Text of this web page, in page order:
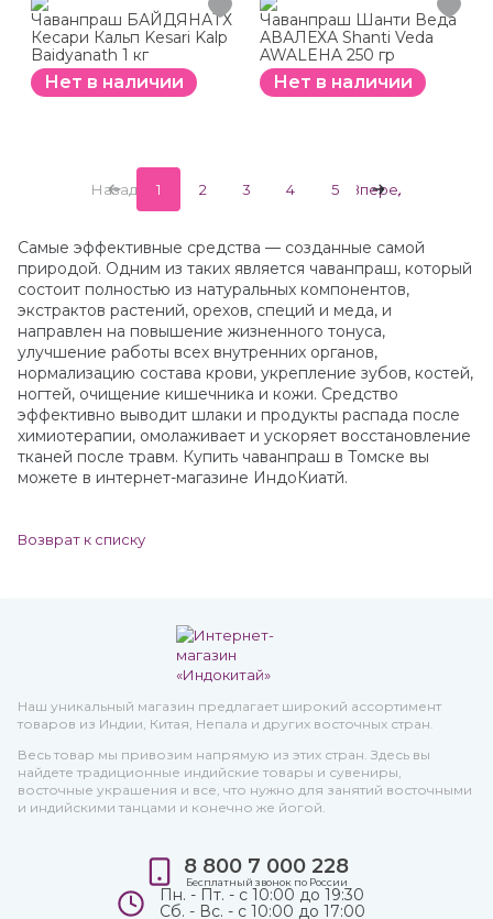
Чаванпраш БАЙДЯНАТХ
Кесари Кальп Kesari Kalp
Baidyanath 1 кг
Нет в наличии
Чаванпраш Шанти Веда
АВАЛЕХА Shanti Veda
AWALEHA 250 гр
Нет в наличии
Назад 1 2 3 4 5 Вперед
Самые эффективные средства — созданные самой
природой. Одним из таких является чаванпраш, который
состоит полностью из натуральных компонентов,
экстрактов растений, орехов, специй и меда, и
направлен на повышение жизненного тонуса,
улучшение работы всех внутренних органов,
нормализацию состава крови, укрепление зубов, костей,
ногтей, очищение кишечника и кожи. Средство
эффективно выводит шлаки и продукты распада после
химиотерапии, омолаживает и ускоряет восстановление
тканей после травм. Купить чаванпраш в Томске вы
можете в интернет-магазине ИндоКиатй.
Возврат к списку
Наш уникальный магазин предлагает широкий ассортимент
товаров из Индии, Китая, Непала и других восточных стран.
Весь товар мы привозим напрямую из этих стран. Здесь вы
найдете традиционные индийские товары и сувениры,
восточные украшения и все, что нужно для занятий восточными
и индийскими танцами и конечно же йогой.
8 800 7 000 228
Бесплатный звонок по России
Пн. - Пт. - с 10:00 до 19:30
Сб. - Вс. - с 10:00 до 17:00